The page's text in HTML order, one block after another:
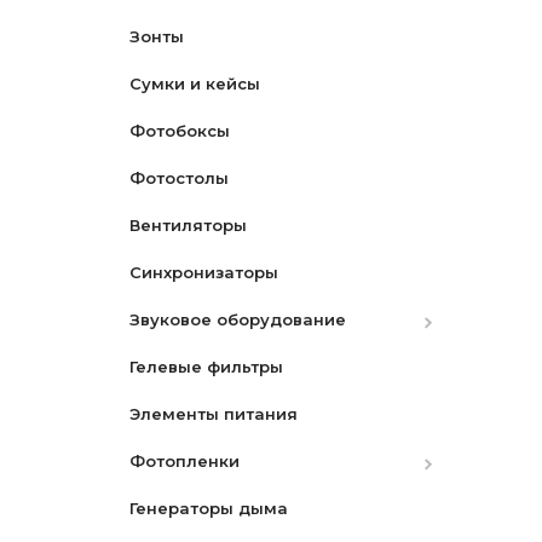
Чехлы
Макро
Наборы
Star- Звездный
Карты памяти
Крышки для объективов
Пульты
Переходные кольца
Аккумуляторы
Canon
Nikon
Зарядные устройства
Canon
Nikon
Sony
Ремни
Защитные экраны
Бленды
Разное
Видоискатели
Зонты
Сумки и кейсы
Фотобоксы
Фотостолы
Вентиляторы
Синхронизаторы
Звуковое оборудование
Микрофоны
Микшеры и адаптеры
Рекордеры
Гелевые фильтры
Элементы питания
Фотопленки
Фотопленки Черно-Белые
Генераторы дыма